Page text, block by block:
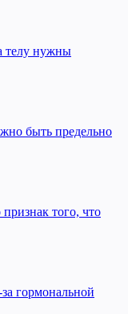
телу нужны
быть предельно
того, что
гормональной